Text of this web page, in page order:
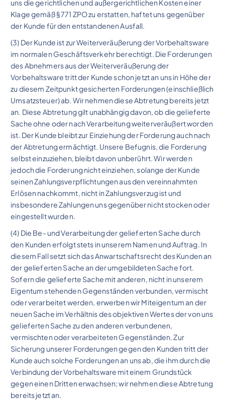
uns die gerichtlichen und außergerichtlichen Kosten einer
Klage gemäß § 771 ZPO zu erstatten, haftet uns gegenüber
der Kunde für den entstandenen Ausfall.
(3) Der Kunde ist zur Weiterveräußerung der Vorbehaltsware
im normalen Geschäftsverkehr berechtigt. Die Forderungen
des Abnehmers aus der Weiterveräußerung der
Vorbehaltsware tritt der Kunde schon jetzt an uns in Höhe der
zu diesem Zeitpunkt gesicherten Forderungen (einschließlich
Umsatzsteuer) ab. Wir nehmen diese Abtretung bereits jetzt
an. Diese Abtretung gilt unabhängig davon, ob die gelieferte
Sache ohne oder nach Verarbeitung weiterveräußert worden
ist. Der Kunde bleibt zur Einziehung der Forderung auch nach
der Abtretung ermächtigt. Unsere Befugnis, die Forderung
selbst einzuziehen, bleibt davon unberührt. Wir werden
jedoch die Forderung nicht einziehen, solange der Kunde
seinen Zahlungsverpflichtungen aus den vereinnahmten
Erlösen nachkommt, nicht in Zahlungsverzug ist und
insbesondere Zahlungen uns gegenüber nicht stocken oder
eingestellt wurden.
(4) Die Be- und Verarbeitung der gelieferten Sache durch
den Kunden erfolgt stets in unserem Namen und Auftrag. In
diesem Fall setzt sich das Anwartschaftsrecht des Kunden an
der gelieferten Sache an der umgebildeten Sache fort.
Sofern die gelieferte Sache mit anderen, nicht in unserem
Eigentum stehenden Gegenständen verbunden, vermischt
oder verarbeitet werden, erwerben wir Miteigentum an der
neuen Sache im Verhältnis des objektiven Wertes der von uns
gelieferten Sache zu den anderen verbundenen,
vermischten oder verarbeiteten Gegenständen. Zur
Sicherung unserer Forderungen gegen den Kunden tritt der
Kunde auch solche Forderungen an uns ab, die ihm durch die
Verbindung der Vorbehaltsware mit einem Grundstück
gegen einen Dritten erwachsen; wir nehmen diese Abtretung
bereits jetzt an.